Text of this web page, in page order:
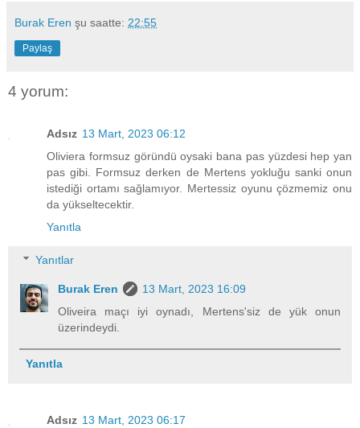
Burak Eren şu saatte: 22:55
Paylaş
4 yorum:
Adsız 13 Mart, 2023 06:12
Oliviera formsuz göründü oysaki bana pas yüzdesi hep yan
pas gibi. Formsuz derken de Mertens yokluğu sanki onun
istediği ortamı sağlamıyor. Mertessiz oyunu çözmemiz onu
da yükseltecektir.
Yanıtla
Yanıtlar
Burak Eren
13 Mart, 2023 16:09
Oliveira maçı iyi oynadı, Mertens'siz de yük onun
üzerindeydi.
Yanıtla
Adsız 13 Mart, 2023 06:17